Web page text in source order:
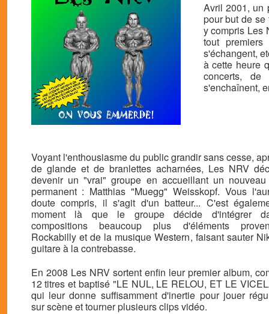
Avril 2001, un
pour but de
y compris Les
tout
s'échangent,
à cette heure
concerts, de
s'enchaînent,
Voyant l'enthousiasme du public grandir sans cesse,
de glande et de branlettes acharnées, Les NRV
devenir un "vrai" groupe en accueillant un nouveau
permanent : Matthias "Muegg" Weisskopf. Vous
doute compris, il s'agit d'un batteur... C'est
moment là que le groupe décide d'intégrer
compositions beaucoup plus d'éléments
Rockabilly et de la musique Western, faisant sauter
guitare à la contrebasse.
En 2008 Les NRV sortent enfin leur premier album,
12 titres et baptisé "LE NUL, LE RELOU, ET LE
qui leur donne suffisamment d'inertie pour jouer
sur scène et tourner plusieurs clips vidéo.